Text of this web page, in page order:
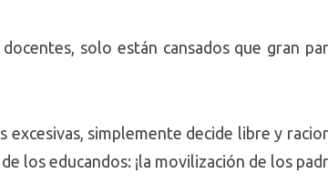
solo están cansados que gran
excesivas, simplemente decide libre y
los educandos: ¡la movilización de los